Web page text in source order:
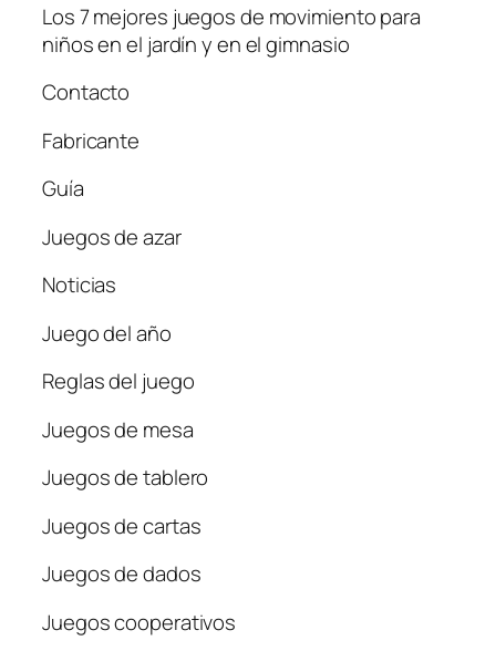
Los 7 mejores juegos de movimiento para
niños en el jardín y en el gimnasio
Contacto
Fabricante
Guía
Juegos de azar
Noticias
Juego del año
Reglas del juego
Juegos de mesa
Juegos de tablero
Juegos de cartas
Juegos de dados
Juegos cooperativos